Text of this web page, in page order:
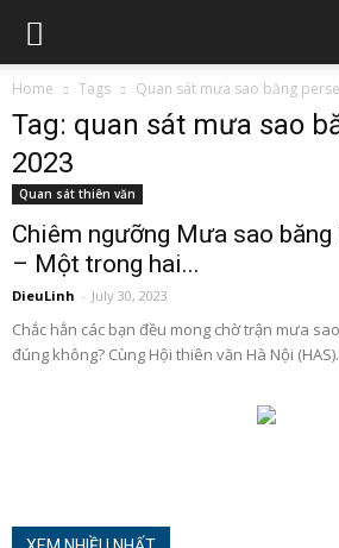
Home Tags Quan sát mưa sao băng
Tag: quan sát mưa sao
2023
Quan sát thiên văn
Chiêm ngưỡng Mưa sao
– Một trong hai...
DieuLinh - July 30, 2023
Chắc hẳn các bạn đều mong chờ trận mưa
đúng không? Cùng Hội thiên văn Hà Nội